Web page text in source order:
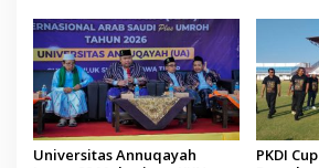
Universitas Annuqayah
PKDI